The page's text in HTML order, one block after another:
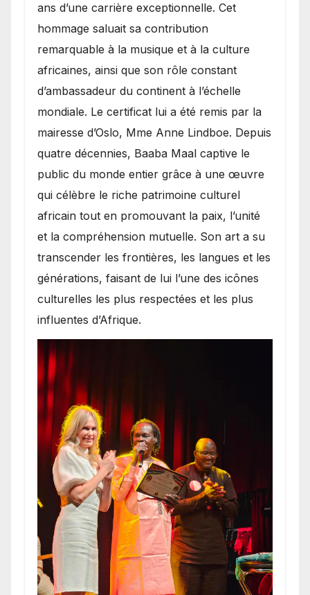
ans d’une carrière exceptionnelle. Cet
hommage saluait sa contribution
remarquable à la musique et à la culture
africaines, ainsi que son rôle constant
d’ambassadeur du continent à l’échelle
mondiale. Le certificat lui a été remis par la
mairesse d’Oslo, Mme Anne Lindboe. Depuis
quatre décennies, Baaba Maal captive le
public du monde entier grâce à une œuvre
qui célèbre le riche patrimoine culturel
africain tout en promouvant la paix, l’unité
et la compréhension mutuelle. Son art a su
transcender les frontières, les langues et les
générations, faisant de lui l’une des icônes
culturelles les plus respectées et les plus
influentes d’Afrique.